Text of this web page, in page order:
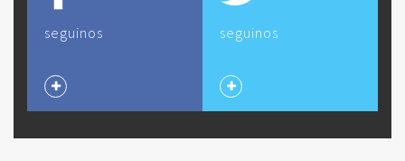
seguinos seguinos